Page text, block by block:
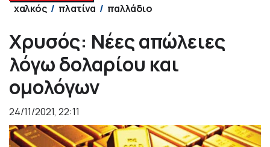
χαλκός
πλατίνα παλλάδιο
Χρυσός: Νέες απώλειες
λόγω δολαρίου και
ομολόγων
24/11/2021, 22:11